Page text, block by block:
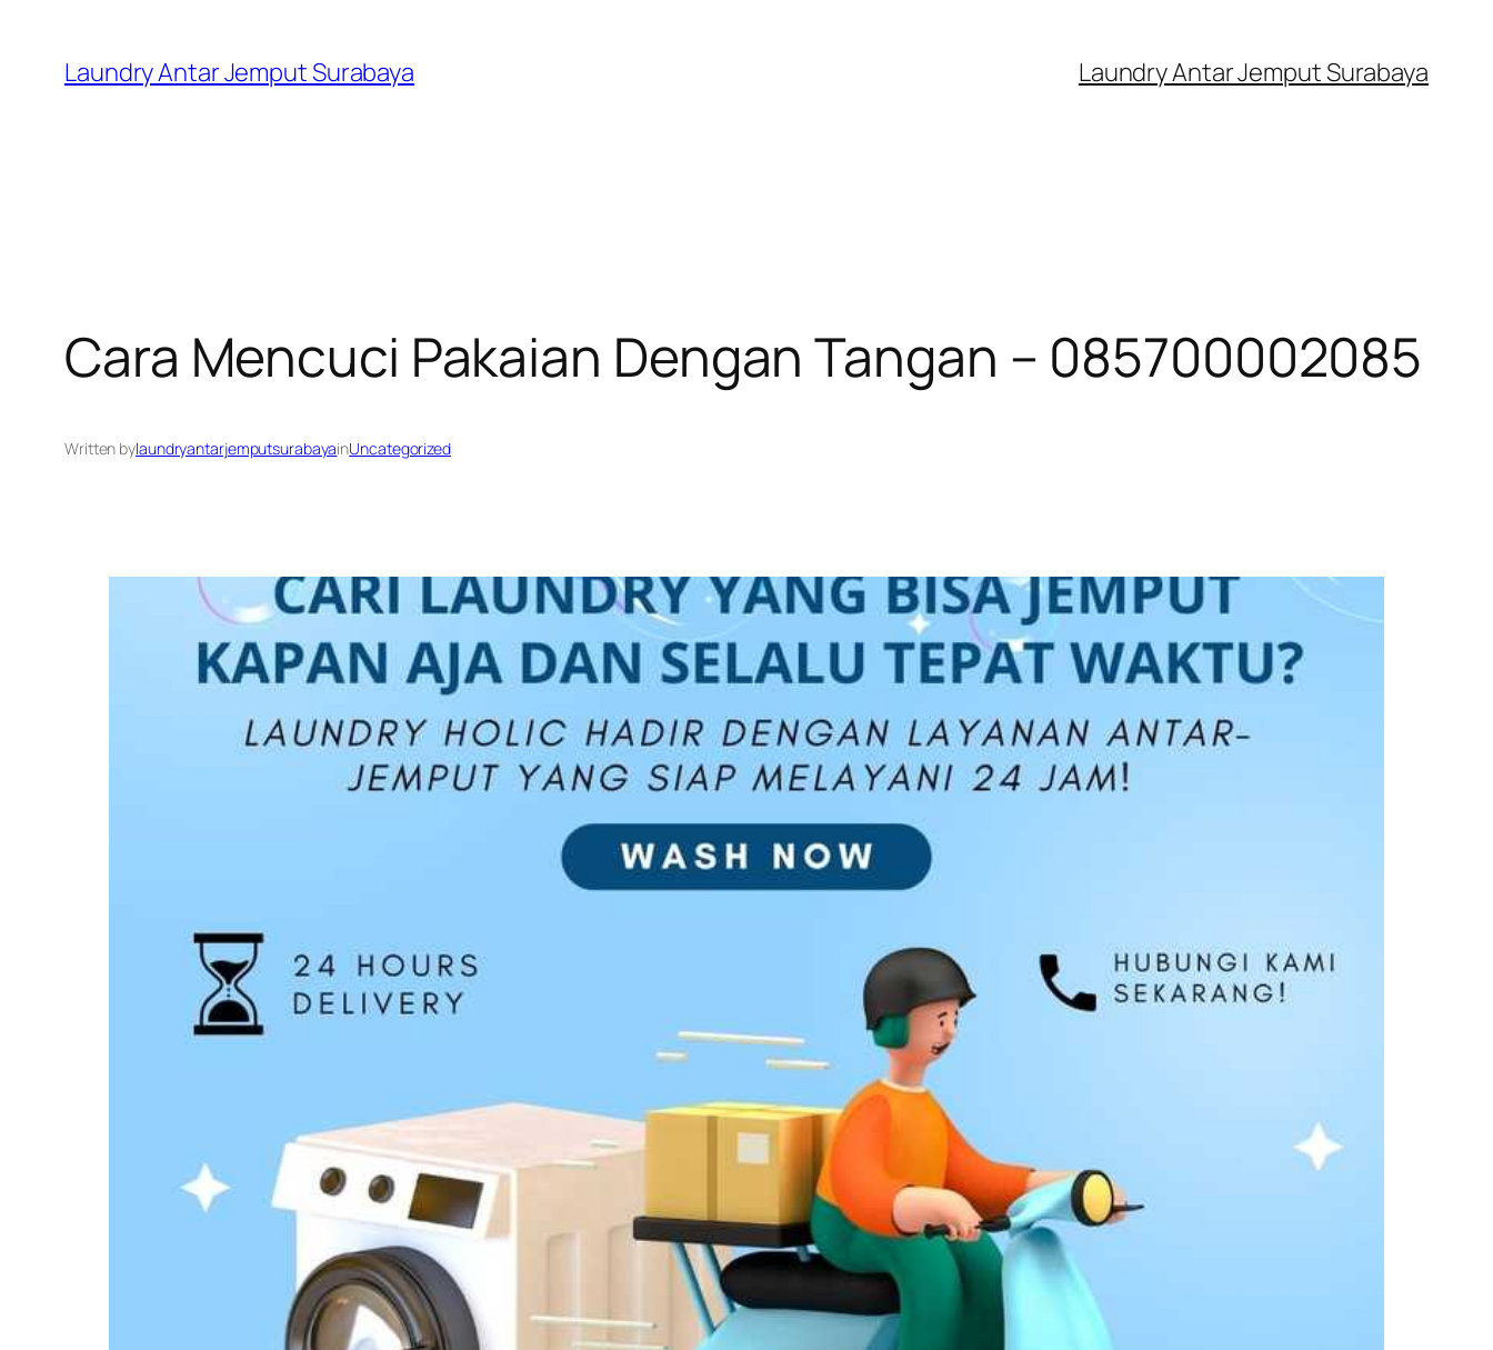
content
Laundry Antar Jemput Surabaya Laundry Antar Jemput Surabaya
Cara Mencuci Pakaian Dengan Tangan – 085700002085
Written bylaundryantarjemputsurabayainUncategorized